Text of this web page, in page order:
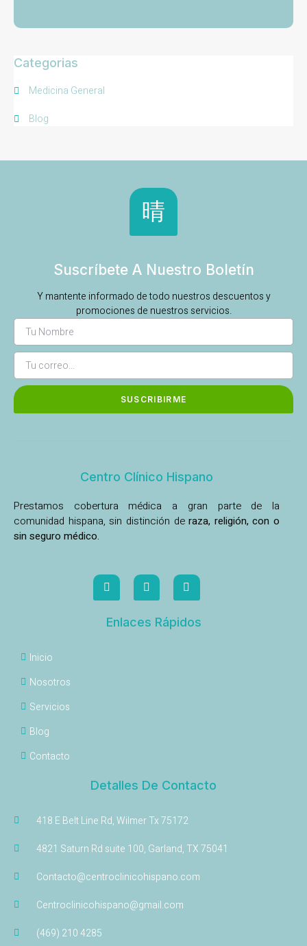
Categorias
Medicina General
Blog
Suscríbete A Nuestro Boletín
Y mantente informado de todo nuestros descuentos y
promociones de nuestros servicios.
SUSCRIBIRME
Centro Clínico Hispano
Prestamos cobertura médica a gran parte de la
comunidad hispana, sin distinción deraza, religión, con o
sin seguro médico.
Enlaces Rápidos
Inicio
Nosotros
Servicios
Blog
Contacto
Detalles De Contacto
418 E Belt Line Rd, Wilmer Tx 75172
4821 Saturn Rd suite 100, Garland, TX 75041
Contacto@centroclinicohispano.com
Centroclinicohispano@gmail.com
(469) 210 4285